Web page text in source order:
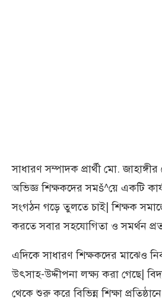
সাধারণ সম্পাদক প্রার্থী মো.
অভিজ্ঞ শিক্ষকদের সমš^য়ে একটি
সংগঠন গড়ে তুলতে চাই| শিক্ষক
করতে সবার সহযোগিতা ও সমর্থন
এদিকে সাধারণ শিক্ষকদের মাঝেও
উৎসাহ-উদ্দীপনা লক্ষ্য করা গেছে|
থেকে শুরু করে বিভিন্ন শিক্ষা